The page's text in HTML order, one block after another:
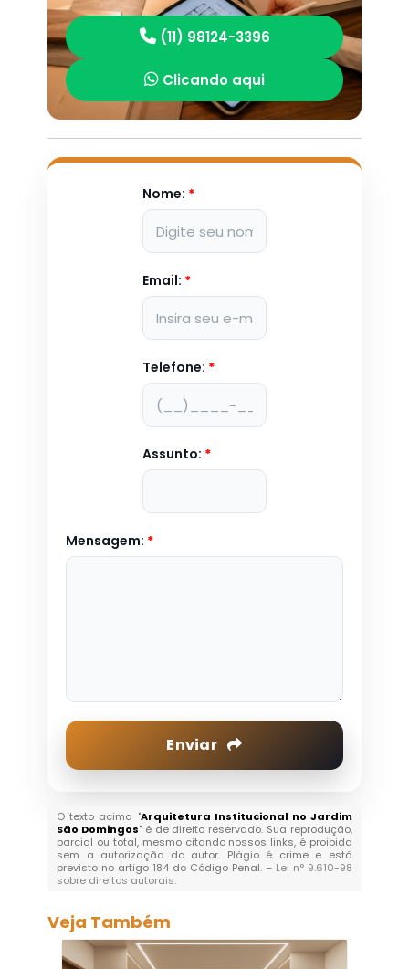
(11) 98124-3396
Clicando aqui
Nome: *
Email: *
Telefone: *
Assunto: *
Mensagem: *
Enviar
O texto acima "Arquitetura Institucional no Jardim
São Domingos" é de direito reservado. Sua reprodução,
parcial ou total, mesmo citando nossos links, é proibida
sem a autorização do autor. Plágio é crime e está
previsto no artigo 184 do Código Penal. – Lei n° 9.610-98
sobre direitos autorais.
Veja Também